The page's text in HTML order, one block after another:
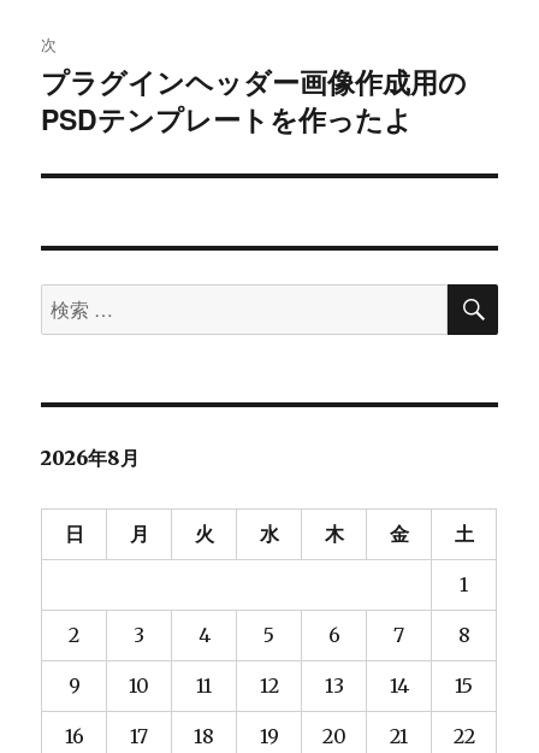
ビ
ゲ
ー
シ
ン
投
稿:
次
次
の
稿:
プラグインヘッダー画像作成用の
PSDテンプレートを作ったよ
検
索
象:
検
2026年8月
日 月 火 水 木 金 土
1
2 3 4 5 6 7 8
9 10 11 12 13 14 15
16 17 18 19 20 21 22